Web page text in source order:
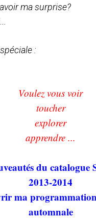
ma surprise?
:
Voulez vous voir
toucher
explorer
apprendre ...
du
2013-2014
ma
automnale